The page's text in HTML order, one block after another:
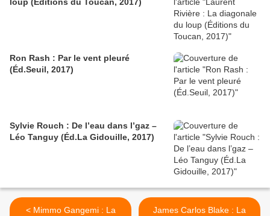
Ron Rash : Par le vent pleuré
(Éd.Seuil, 2017)
Sylvie Rouch : De l’eau dans l’gaz –
Léo Tanguy (Éd.La Gidouille, 2017)
< Mimmo Gangemi : La
James Carlos Blake : La